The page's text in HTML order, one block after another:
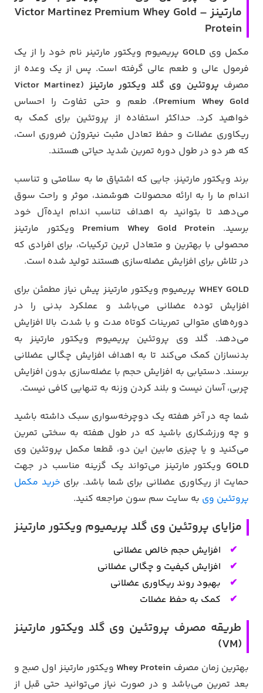
مارتینز – Victor Martinez Premium Whey Gold
Protein
مکمل وی GOLD پریمیوم ویکتور مارتینر نام خود را از یک
فرمول عالی و طعم عالی گرفته است. پس از یک وعده از
مصرف
پروتئین وی گلد ویکتور مارتینز (Victor Martinez
Premium Whey Gold) ، طعم و حتی تفاوت را احساس
خواهید کرد. حداکثر استفاده از پروتئین برای کمک به
ریکاوری عضلات و حفظ تعادل مثبت نیتروژن ضروری است،
که هر دو در طول دوره تمرین شدید حیاتی هستند.
برند ویکتور مارتینز، جایی که اشتیاق ما به سلامتی و تناسب
اندام ما را به ارائه محصولات هوشمند، موثر و راحت سوق
می‌دهد تا بتوانید به اهداف تناسب اندام ایده‌آل خود
برسید. Premium Whey Gold Protein ویکتور مارتینز
محصولی با بهترین و متعادل ترین ترکیبات، برای افرادی که
در تلاش برای افزایش عضله‌سازی هستند تولید شده است.
WHEY GOLD پریمیوم ویکتور مارتینز پیش نیاز مطمئن برای
افزایش توده عضلانی می‌باشد و عملکرد بدنی را در
دوره‌های متوالی تمرینات کوتاه مدت و با شدت بالا افزایش
می‌دهد. گلد وی پروتئین پریمیوم ویکتور مارتینز به
بدنسازان کمک می‌کند تا به اهداف افزایش چگالی عضلانی
برسند. دستیابی به افزایش حجم با عضله‌سازی بدون افزایش
چربی، آسان نیست و بلند کردن وزنه به تنهایی کافی نیست.
شما چه در آخر هفته یک دوچرخه‌سواری سبک داشته باشید
و چه ورزشکاری باشید که در طول هفته به سختی تمرین
می‌کنید و یا چیزی مابین این دو، قطعا مکمل پروتئین وی
GOLD ویکتور مارتینز می‌تواند یک گزینه مناسب در جهت
حمایت از ریکاوری عضلانی برای شما باشد. برای خرید مکمل
پروتئین وی به سایت سم سون مراجعه کنید.
مزایای پروتئین وی گلد پریمیوم ویکتور مارتینز
افزایش حجم خالص عضلانی
افزایش کیفیت و چگالی عضلانی
بهبود روند ریکاوری عضلانی
کمک به حفظ عضلات
طریقه مصرف پروتئین وی گلد ویکتور مارتینز
(VM)
بهترین زمان مصرف Whey Protein ویکتور مارتینز اول صبح و
بعد تمرین می‌باشد و در صورت نیاز می‌توانید حتی قبل از